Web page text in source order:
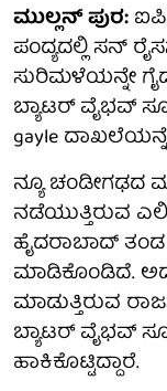
ಮುಲ್ಲನ್ ಪುರ:
ಪಂದ್ಯದಲ್ಲಿ ಸನ್
ಸುರಿಮಳೆಯನ್ನೇ
ಬ್ಯಾಟರ್ ವೈಭವ್
gayle
ನ್ಯೂ ಚಂಡೀಗಢದ
ನಡೆಯುತ್ತಿರುವ
ಹೈದರಾಬಾದ್
ಮಾಡಿಕೊಂಡಿದೆ.
ಮಾಡುತ್ತಿರುವ
ಬ್ಯಾಟರ್ ವೈಭವ್
ಹಾಕಿಕೊಟ್ಟಿದ್ದಾರೆ.